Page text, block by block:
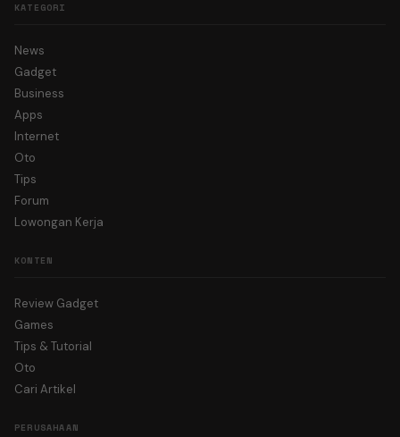
KATEGORI
News
Gadget
Business
Apps
Internet
Oto
Tips
Forum
Lowongan Kerja
KONTEN
Review Gadget
Games
Tips & Tutorial
Oto
Cari Artikel
PERUSAHAAN